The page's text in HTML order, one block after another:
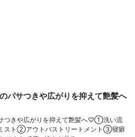
パサつきや広がりを抑えて艶髪へ
つきや広がりを抑えて艶髪へ♡①洗い流
スト②アウトバストリートメント③寝癖